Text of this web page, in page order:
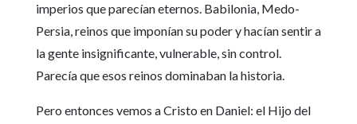
imperios que parecían eternos. Babilonia, Medo-
Persia, reinos que imponían su poder y hacían sentir a
la gente insignificante, vulnerable, sin control.
Parecía que esos reinos dominaban la historia.
Pero entonces vemos a Cristo en Daniel: el Hijo del